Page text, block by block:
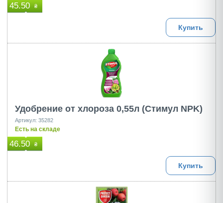
45.50 ₴
Купить
Удобрение от хлороза 0,55л (Стимул NPK)
Артикул: 35282
Есть на складе
46.50 ₴
Купить